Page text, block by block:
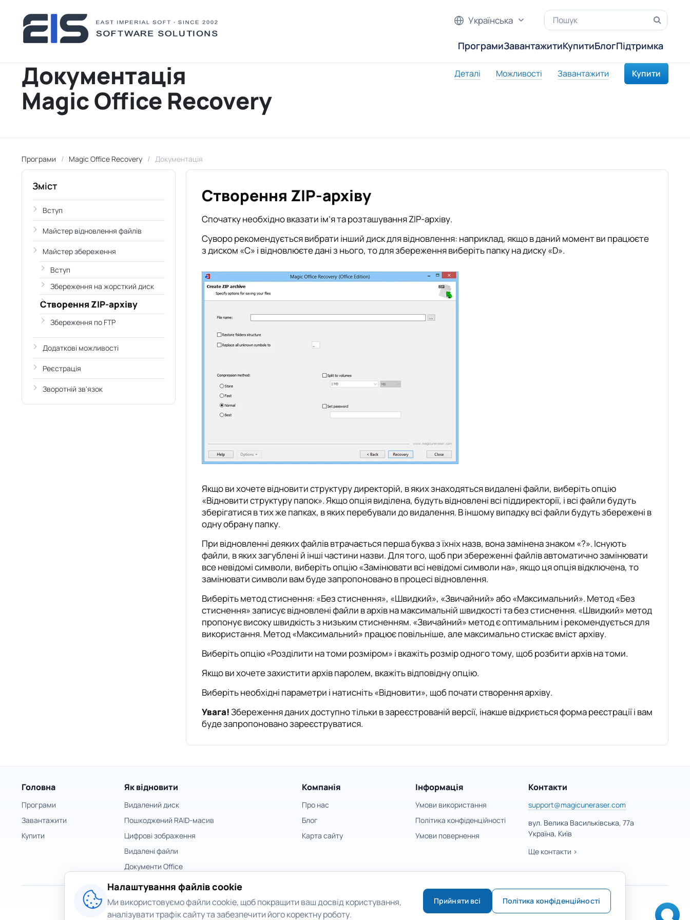
ПрограмиЗавантажитиКупитиБлогПідтримка
Українська
Документація
Magic Office Recovery
Деталі Можливості Завантажити Купити
Програми Magic Office Recovery Документація
Створення ZIP-архіву
Спочатку необхідно вказати ім’я та розташування ZIP-архіву.
Суворо рекомендується вибрати інший диск для відновлення: наприклад, якщо в даний момент ви працюєте
з диском «C» і відновлюєте дані з нього, то для збереження виберіть папку на диску «D».
Якщо ви хочете відновити структуру директорій, в яких знаходяться видалені файли, виберіть опцію
«Відновити структуру папок». Якщо опція виділена, будуть відновлені всі піддиректорії, і всі файли будуть
зберігатися в тих же папках, в яких перебували до видалення. В іншому випадку всі файли будуть збережені в
одну обрану папку.
При відновленні деяких файлів втрачається перша буква з їхніх назв, вона замінена знаком «?». Існують
файли, в яких загублені й інші частини назви. Для того, щоб при збереженні файлів автоматично замінювати
все невідомі символи, виберіть опцію «Замінювати всі невідомі символи на», якщо ця опція відключена, то
замінювати символи вам буде запропоновано в процесі відновлення.
Виберіть метод стиснення: «Без стиснення», «Швидкий», «Звичайний» або «Максимальний». Метод «Без
стиснення» записує відновлені файли в архів на максимальній швидкості та без стиснення. «Швидкий» метод
пропонує високу швидкість з низьким стисненням. «Звичайний» метод є оптимальним і рекомендується для
використання. Метод «Максимальний» працює повільніше, але максимально стискає вміст архіву.
Виберіть опцію «Розділити на томи розміром» і вкажіть розмір одного тому, щоб розбити архів на томи.
Якщо ви хочете захистити архів паролем, вкажіть відповідну опцію.
Виберіть необхідні параметри і натисніть «Відновити», щоб почати створення архіву.
Увага!Збереження даних доступно тільки в зареєстрованій версії, інакше відкриється форма реєстрації і вам
буде запропоновано зареєструватися.
Зміст
Вступ
Майстер відновлення файлів
Майстер збереження
Вступ
Збереження на жорсткий диск
Створення ZIP-архіву
Збереження по FTP
Додаткові можливості
Реєстрація
Зворотній зв'язок
Головна
Програми
Завантажити
Купити
Як відновити
Видалений диск
Пошкоджений RAID-масив
Цифрові зображення
Видалені файли
Документи Office
Компанія
Про нас
Блог
Карта сайту
Інформація
Умови використання
Політика конфіденційності
Умови повернення
Контакти
support@magicuneraser.com
вул. Велика Васильківська, 77а
Україна, Київ
Ще контакти >
Налаштування файлів cookie
Ми використовуємо файли cookie, щоб покращити ваш досвід користування,
аналізувати трафік сайту та забезпечити його коректну роботу.
Прийняти всі Політика конфіденційності